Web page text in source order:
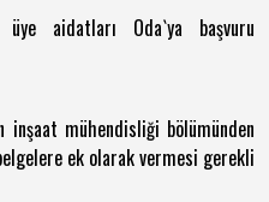
üye aidatları Oda`ya başvuru
inşaat mühendisliği bölümünden
ek olarak vermesi gerekli